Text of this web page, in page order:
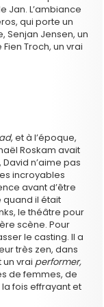
Jan. L’ambiance
qui porte un
Senjan Jensen, un
Troch, un vrai
, et à l’époque,
Roskam avait
n’aime pas
incroyables
avant d’être
quand il était
le théâtre pour
scène. Pour
le casting. Il a
très zen, dans
un vraiperformer,
de femmes, de
fois effrayant et